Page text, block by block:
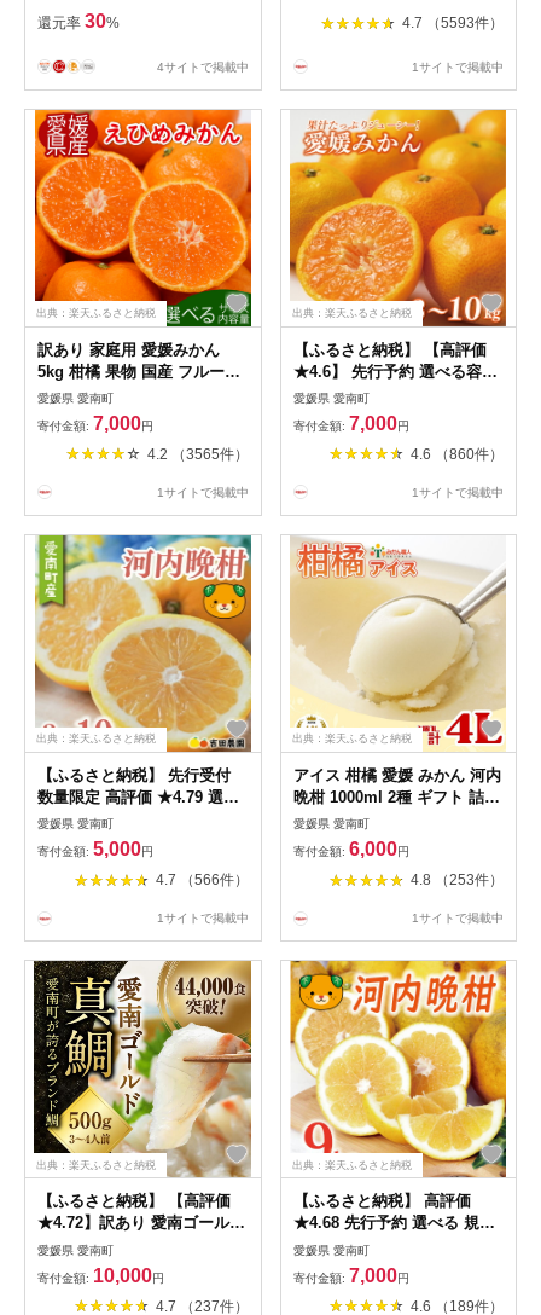
やびや かつお うに 鰹 ウニッ
コリー 媛っ子地鶏 ひめっこ
ス マイクロバルブ 湯 潮湯 保
会 みかん 魚貝類 蜂蜜 スイー
ツ 須ノ川 サンゴ礁 珊瑚礁 な
ーしくん 藻塩
還元率 30%
4サイトで掲載中
4.7 （5593件）
1サイトで掲載中
出典：楽天ふるさと納税
訳あり 家庭用 愛媛みかん
5kg 柑橘 果物 国産 フルーツ
有名 みかん 清家ばんかんビ
レッジ 蜜柑 ブランド 大きさ
不揃い 傷 大小ミックス 温州
愛媛県 愛南町 果実 ビタミン
~1月下旬
愛媛県 愛南町
寄付金額: 7,000円
4.2 （3565件）
1サイトで掲載中
出典：楽天ふるさと納税
【ふるさと納税】 【高評価
★4.6】 先行予約 選べる容量
愛媛みかん 3kg 5kg 10kg 訳
あり 通常品 期間限定 愛媛 み
かん 温州みかん mikan 蜜柑
ミカン 国産 期間限定 数量限
おいしい 傷み補償 付き 吉田
愛媛県 愛南町
寄付金額: 7,000円
4.6 （860件）
1サイトで掲載中
出典：楽天ふるさと納税
【ふるさと納税】 先行受付
数量限定 高評価 ★4.79 選べ
る容量 河内晩柑 3kg 5kg
10kg 訳あり 贈答用 期間限定
わけあり 愛媛 みかん mikan
蜜柑 ミカン 愛南ゴールド 国
レゼント お中元 果物 柑橘 お
愛媛県
愛媛県 愛南町
寄付金額: 5,000円
4.7 （566件）
1サイトで掲載中
出典：楽天ふるさと納税
アイス 柑橘 愛媛 みかん 河内
晩柑 1000ml 2種 ギフト 詰め
合わせ 有名 みかん職人 武田
屋 お取り寄せ 贈り物 贈答品
氷菓 シャーベット ソルベ 美
味しい フルーツ 果汁 ご当地
愛媛県 愛南町
寄付金額: 6,000円
4.8 （253件）
1サイトで掲載中
出典：楽天ふるさと納税
【ふるさと納税】 【高評価
★4.72】訳あり 愛南ゴールド
真鯛 合計約 500g みかん 鯛
チョイスアワード大賞受賞
ESSEグランプリ金賞受賞 タ
イ 刺身用柵 ＋ 鯛 カマ 塩 オ
愛媛県 愛南町
寄付金額: 10,000円
4.7 （237件）
出典：楽天ふるさと納税
【ふるさと納税】 高評価
★4.68 先行予約 選べる 規格
河内晩柑 樹齢 20年以上 9kg
訳あり 7000円 通常品 12000
円 みかん わけあり かわちば
んかん 愛南ゴールド あいな
愛媛県 愛南町
寄付金額: 7,000円
4.6 （189件）